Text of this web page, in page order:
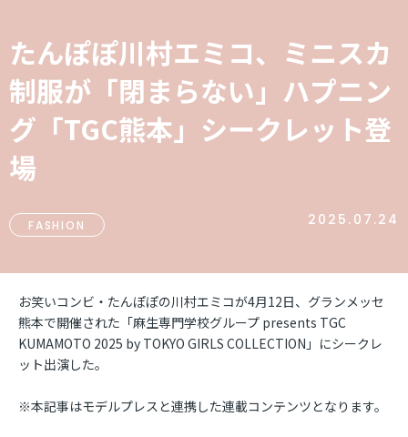
たんぽぽ川村エミコ、ミニスカ
制服が「閉まらない」ハプニン
グ「TGC熊本」シークレット登
場
FASHION 2025.07.24
お笑いコンビ・たんぽぽの川村エミコが4月12日、グランメッセ
熊本で開催された「麻生専門学校グループ presents TGC
KUMAMOTO 2025 by TOKYO GIRLS COLLECTION」にシークレ
ット出演した。
※本記事はモデルプレスと連携した連載コンテンツとなります。